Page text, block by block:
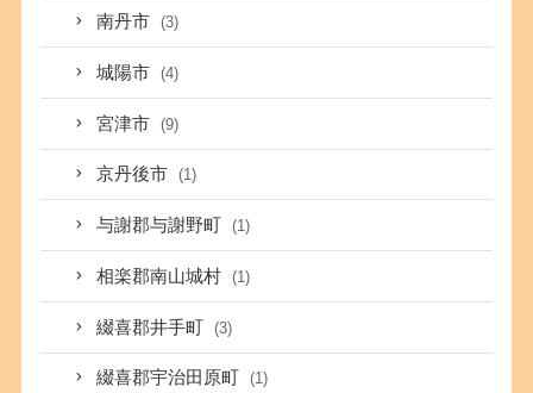
南丹市 (3)
城陽市 (4)
宮津市 (9)
京丹後市 (1)
与謝郡与謝野町 (1)
相楽郡南山城村 (1)
綴喜郡井手町 (3)
綴喜郡宇治田原町 (1)